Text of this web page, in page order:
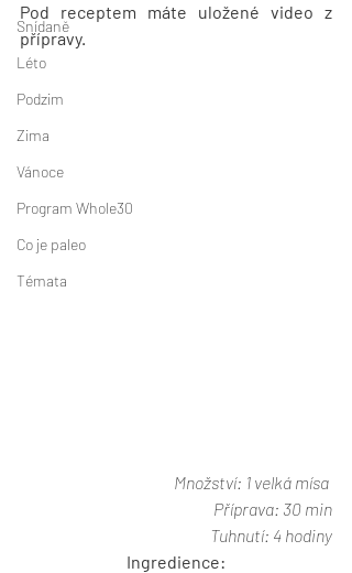
Snídaně
Léto
Podzim
Zima
Vánoce
Program Whole30
Co je paleo
Témata
Pod receptem máte uložené video z
přípravy.
Množství: 1 velká mísa
Příprava: 30 min
Tuhnutí: 4 hodiny
Ingredience: